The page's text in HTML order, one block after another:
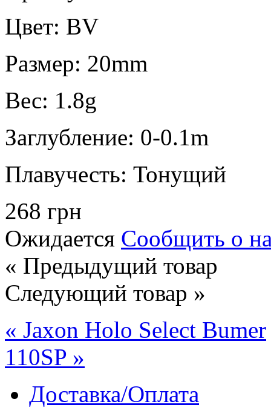
Цвет: BV
Размер: 20mm
Вес: 1.8g
Заглубление: 0-0.1m
Плавучесть: Тонущий
268 грн
Ожидается Сообщить о
« Предыдущий товар
Следующий товар »
« Jaxon Holo Select Bumer
110SP »
Доставка/Оплата